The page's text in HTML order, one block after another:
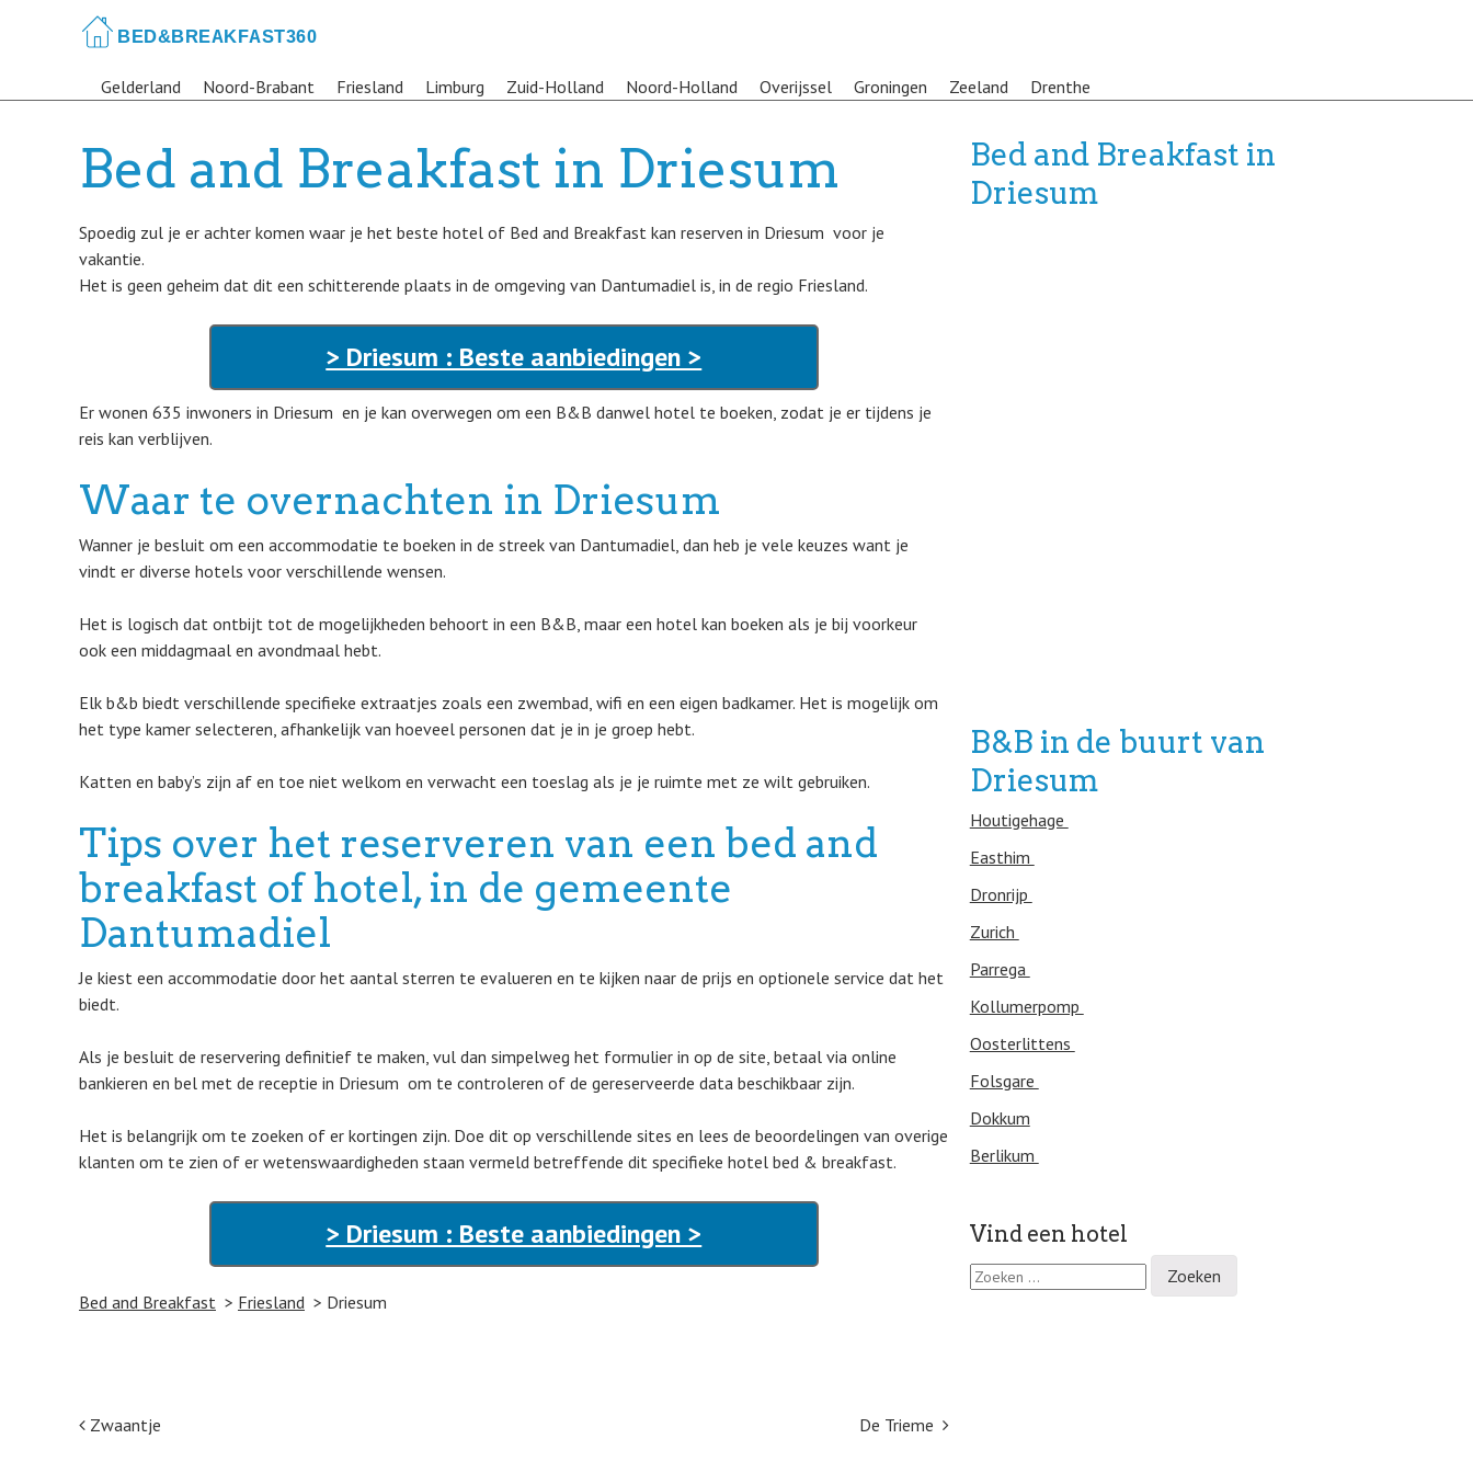
Gelderland Noord-Brabant Friesland Limburg Zuid-Holland Noord-Holland Overijssel Groningen Zeeland Drenthe
Bed and Breakfast in Driesum
Spoedig zul je er achter komen waar je het beste hotel of Bed and Breakfast kan reserven in Driesum voor je
vakantie.
Het is geen geheim dat dit een schitterende plaats in de omgeving van Dantumadiel is, in de regio Friesland.
> Driesum : Beste aanbiedingen >
Er wonen 635 inwoners in Driesum en je kan overwegen om een B&B danwel hotel te boeken, zodat je er tijdens je
reis kan verblijven.
Waar te overnachten in Driesum
Wanner je besluit om een accommodatie te boeken in de streek van Dantumadiel, dan heb je vele keuzes want je
vindt er diverse hotels voor verschillende wensen.
Het is logisch dat ontbijt tot de mogelijkheden behoort in een B&B, maar een hotel kan boeken als je bij voorkeur
ook een middagmaal en avondmaal hebt.
Elk b&b biedt verschillende specifieke extraatjes zoals een zwembad, wifi en een eigen badkamer. Het is mogelijk om
het type kamer selecteren, afhankelijk van hoeveel personen dat je in je groep hebt.
Katten en baby’s zijn af en toe niet welkom en verwacht een toeslag als je je ruimte met ze wilt gebruiken.
Tips over het reserveren van een bed and
breakfast of hotel, in de gemeente
Dantumadiel
Je kiest een accommodatie door het aantal sterren te evalueren en te kijken naar de prijs en optionele service dat het
biedt.
Als je besluit de reservering definitief te maken, vul dan simpelweg het formulier in op de site, betaal via online
bankieren en bel met de receptie in Driesum om te controleren of de gereserveerde data beschikbaar zijn.
Het is belangrijk om te zoeken of er kortingen zijn. Doe dit op verschillende sites en lees de beoordelingen van overige
klanten om te zien of er wetenswaardigheden staan vermeld betreffende dit specifieke hotel bed & breakfast.
> Driesum : Beste aanbiedingen >
Bed and Breakfast Friesland Driesum
Post navigation
Zwaantje De Trieme
Bed and Breakfast in
Driesum
B&B in de buurt van
Driesum
Houtigehage
Easthim
Dronrijp
Zurich
Parrega
Kollumerpomp
Oosterlittens
Folsgare
Dokkum
Berlikum
Vind een hotel
Z
o